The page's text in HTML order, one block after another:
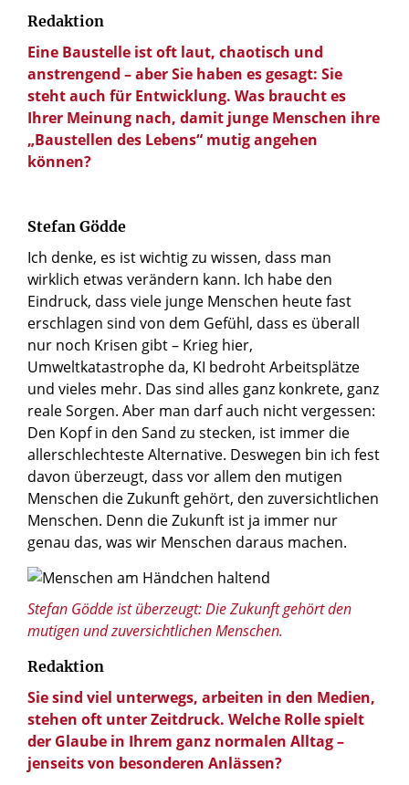
Redaktion
Eine Baustelle ist oft laut, chaotisch und
anstrengend – aber Sie haben es gesagt: Sie
steht auch für Entwicklung. Was braucht es
Ihrer Meinung nach, damit junge Menschen ihre
„Baustellen des Lebens“ mutig angehen
können?
Stefan Gödde
Ich denke, es ist wichtig zu wissen, dass man
wirklich etwas verändern kann. Ich habe den
Eindruck, dass viele junge Menschen heute fast
erschlagen sind von dem Gefühl, dass es überall
nur noch Krisen gibt – Krieg hier,
Umweltkatastrophe da, KI bedroht Arbeitsplätze
und vieles mehr. Das sind alles ganz konkrete, ganz
reale Sorgen. Aber man darf auch nicht vergessen:
Den Kopf in den Sand zu stecken, ist immer die
allerschlechteste Alternative. Deswegen bin ich fest
davon überzeugt, dass vor allem den mutigen
Menschen die Zukunft gehört, den zuversichtlichen
Menschen. Denn die Zukunft ist ja immer nur
genau das, was wir Menschen daraus machen.
Stefan Gödde ist überzeugt: Die Zukunft gehört den
mutigen und zuversichtlichen Menschen.
Redaktion
Sie sind viel unterwegs, arbeiten in den Medien,
stehen oft unter Zeitdruck. Welche Rolle spielt
der Glaube in Ihrem ganz normalen Alltag –
jenseits von besonderen Anlässen?